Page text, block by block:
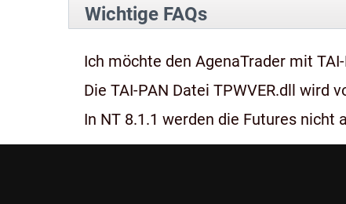
Wichtige FAQs
Ich möchte den AgenaTrader mit
Die TAI-PAN Datei TPWVER.dll wird
In NT 8.1.1 werden die Futures nicht